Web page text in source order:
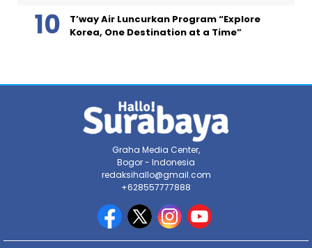
T’way Air Luncurkan Program “Explore
Korea, One Destination at a Time”
Graha Media Center,
Bogor - Indonesia
redaksihallo@gmail.com
+628557777888